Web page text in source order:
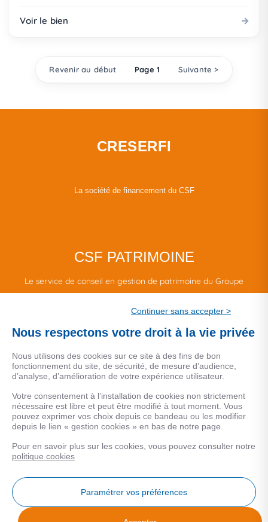
Voir le bien
Revenir au début Page 1 Suivante >
CRESERFI
La société de financement du CSF
CSF PATRIMOINE
Le service de conseil en gestion de patrimoine du Groupe
MENTIONS LEGALES
Données personnelles
COOKIES
Continuer sans accepter >
Nous respectons votre droit à la vie privée
Nous utilisons des cookies sur ce site à des fins de bon
fonctionnement du site, de sécurité, de mesure d’audience,
d’analyse, d’amélioration de votre expérience utilisateur.
Votre consentement à l’installation de cookies non strictement
nécessaire est libre et peut être modifié à tout moment. Vous
pouvez exprimer vos choix depuis ce bandeau ou les modifier
depuis le lien « gestion cookies » en bas de notre page.
Pour en savoir plus sur les cookies, vous pouvez consulter notre
politique cookies
Paramétrer vos préférences